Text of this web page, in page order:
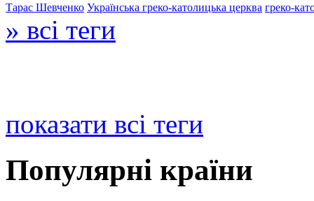
Тарас Шевченко Українська греко-католицька церква греко-
» всі теги
показати всі теги
Популярні країни